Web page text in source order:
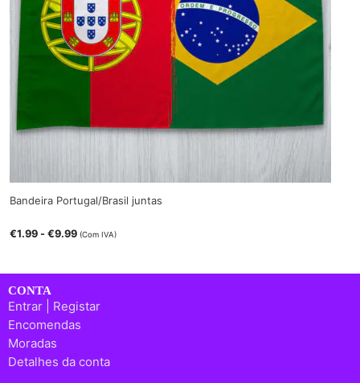
Bandeira Portugal/Brasil juntas
€1.99 -€9.99 (Com IVA)
CONTA
Entrar | Registar
Encomendas
Moradas
Detalhes da conta